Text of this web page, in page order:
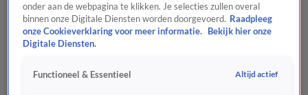
onder aan de webpagina te klikken. Je selecties zullen overal
binnen onze Digitale Diensten worden doorgevoerd. Raadpleeg
onze Cookieverklaring voor meer informatie.
Bekijk hier onze
Digitale Diensten.
Functioneel & Essentieel Altijd actief